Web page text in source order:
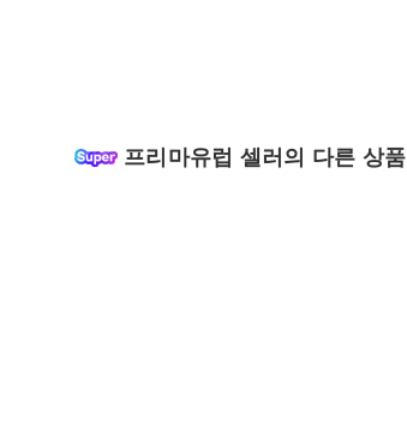
프리마유럽 셀러의 다른 상품